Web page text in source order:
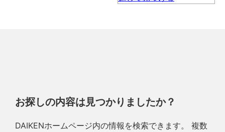
お探しの内容は見つかりましたか？
DAIKENホームページ内の情報を検索できます。 複数